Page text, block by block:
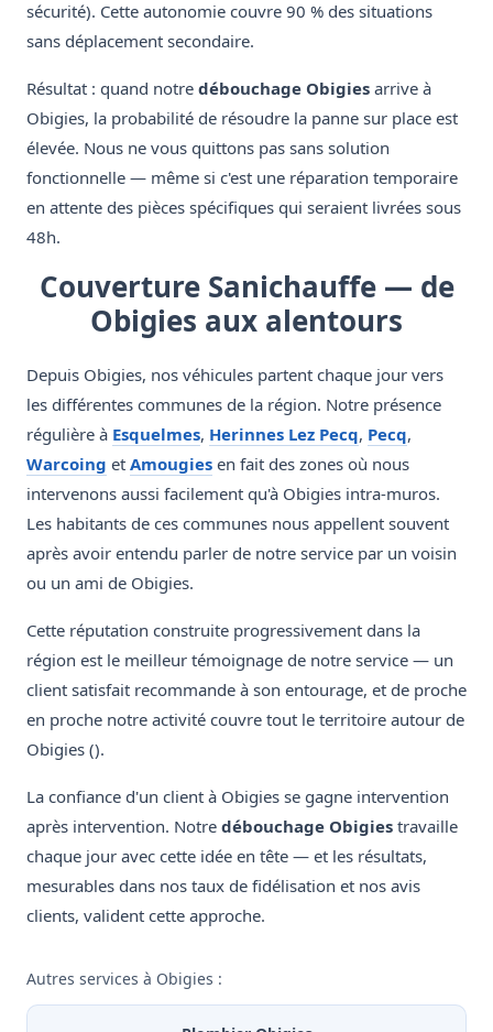
sécurité). Cette autonomie couvre 90 % des situations
sans déplacement secondaire.
Résultat : quand notre débouchage Obigies arrive à
Obigies, la probabilité de résoudre la panne sur place est
élevée. Nous ne vous quittons pas sans solution
fonctionnelle — même si c'est une réparation temporaire
en attente des pièces spécifiques qui seraient livrées sous
48h.
Couverture Sanichauffe — de
Obigies aux alentours
Depuis Obigies, nos véhicules partent chaque jour vers
les différentes communes de la région. Notre présence
régulière à Esquelmes, Herinnes Lez Pecq, Pecq,
Warcoing et Amougies en fait des zones où nous
intervenons aussi facilement qu'à Obigies intra-muros.
Les habitants de ces communes nous appellent souvent
après avoir entendu parler de notre service par un voisin
ou un ami de Obigies.
Cette réputation construite progressivement dans la
région est le meilleur témoignage de notre service — un
client satisfait recommande à son entourage, et de proche
en proche notre activité couvre tout le territoire autour de
Obigies ().
La confiance d'un client à Obigies se gagne intervention
après intervention. Notre débouchage Obigies travaille
chaque jour avec cette idée en tête — et les résultats,
mesurables dans nos taux de fidélisation et nos avis
clients, valident cette approche.
Autres services à Obigies :